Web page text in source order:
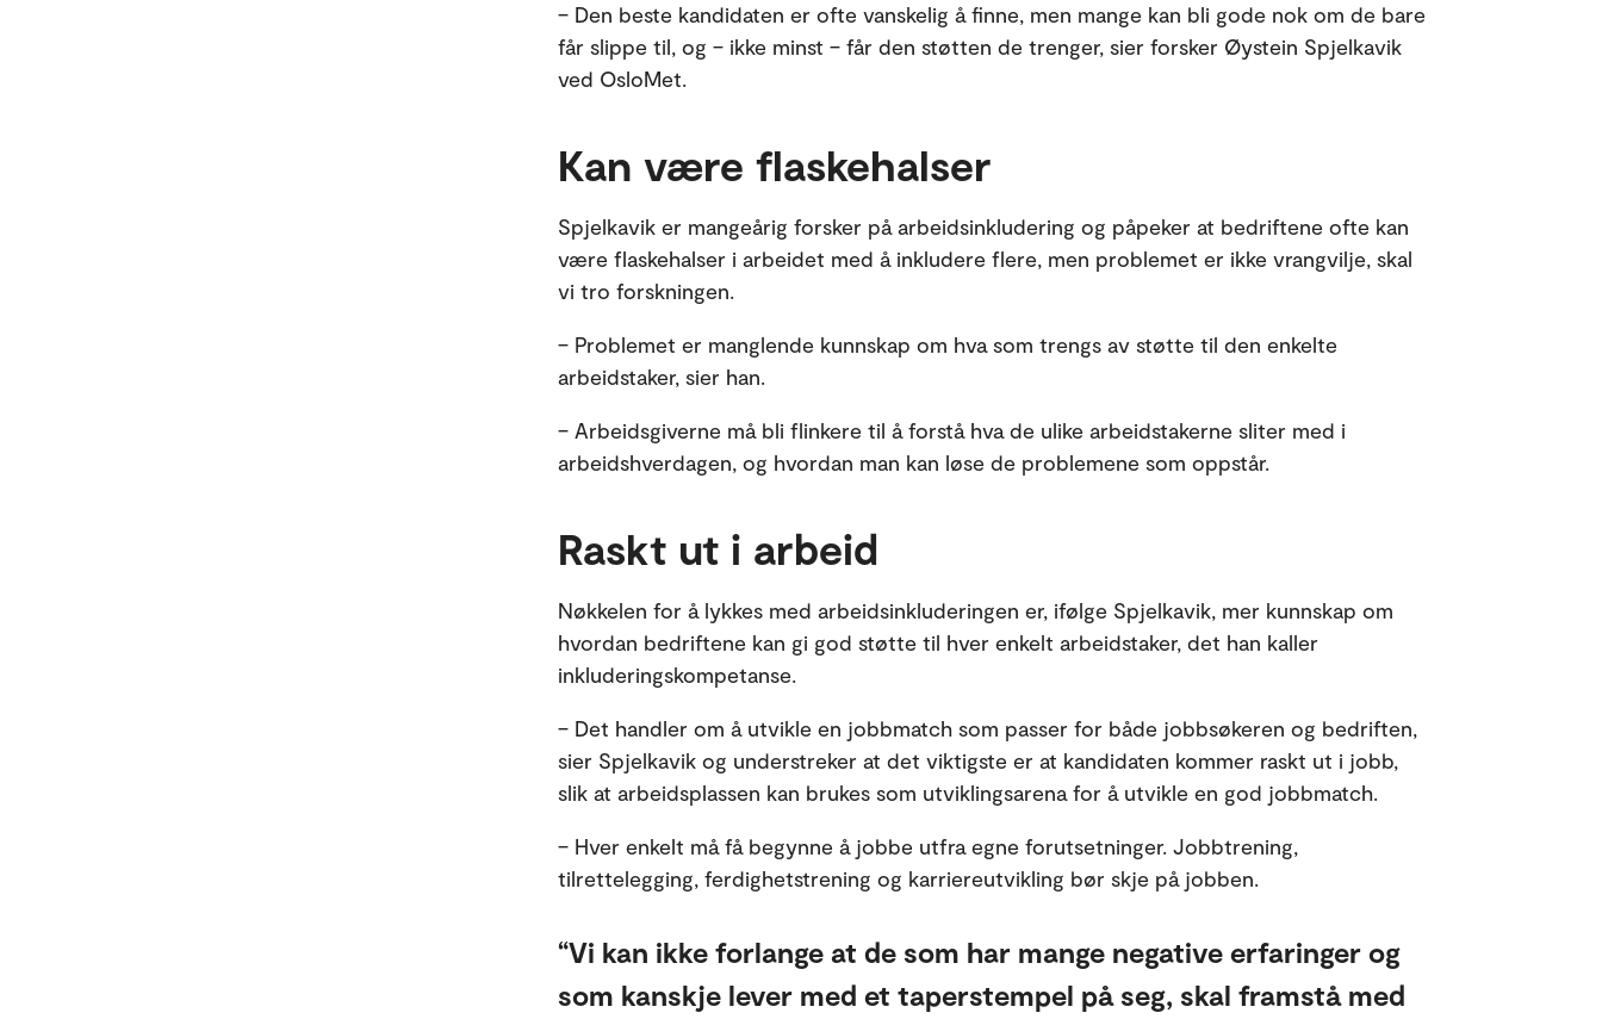
– Den beste kandidaten er ofte vanskelig å finne, men mange kan bli gode nok om de bare
får slippe til, og – ikke minst – får den støtten de trenger, sier forsker Øystein Spjelkavik
ved OsloMet.
Kan være flaskehalser
Spjelkavik er mangeårig forsker på arbeidsinkludering og påpeker at bedriftene ofte kan
være flaskehalser i arbeidet med å inkludere flere, men problemet er ikke vrangvilje, skal
vi tro forskningen.
– Problemet er manglende kunnskap om hva som trengs av støtte til den enkelte
arbeidstaker, sier han.
– Arbeidsgiverne må bli flinkere til å forstå hva de ulike arbeidstakerne sliter med i
arbeidshverdagen, og hvordan man kan løse de problemene som oppstår.
Raskt ut i arbeid
Nøkkelen for å lykkes med arbeidsinkluderingen er, ifølge Spjelkavik, mer kunnskap om
hvordan bedriftene kan gi god støtte til hver enkelt arbeidstaker, det han kaller
inkluderingskompetanse.
– Det handler om å utvikle en jobbmatch som passer for både jobbsøkeren og bedriften,
sier Spjelkavik og understreker at det viktigste er at kandidaten kommer raskt ut i jobb,
slik at arbeidsplassen kan brukes som utviklingsarena for å utvikle en god jobbmatch.
– Hver enkelt må få begynne å jobbe utfra egne forutsetninger. Jobbtrening,
tilrettelegging, ferdighetstrening og karriereutvikling bør skje på jobben.
Vi kan ikke forlange at de som har mange negative erfaringer og
som kanskje lever med et taperstempel på seg, skal framstå med